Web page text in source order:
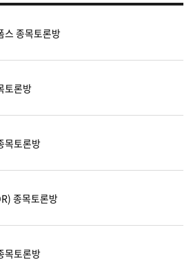
스 종목토론방
토론방
목토론방
종목토론방
목토론방